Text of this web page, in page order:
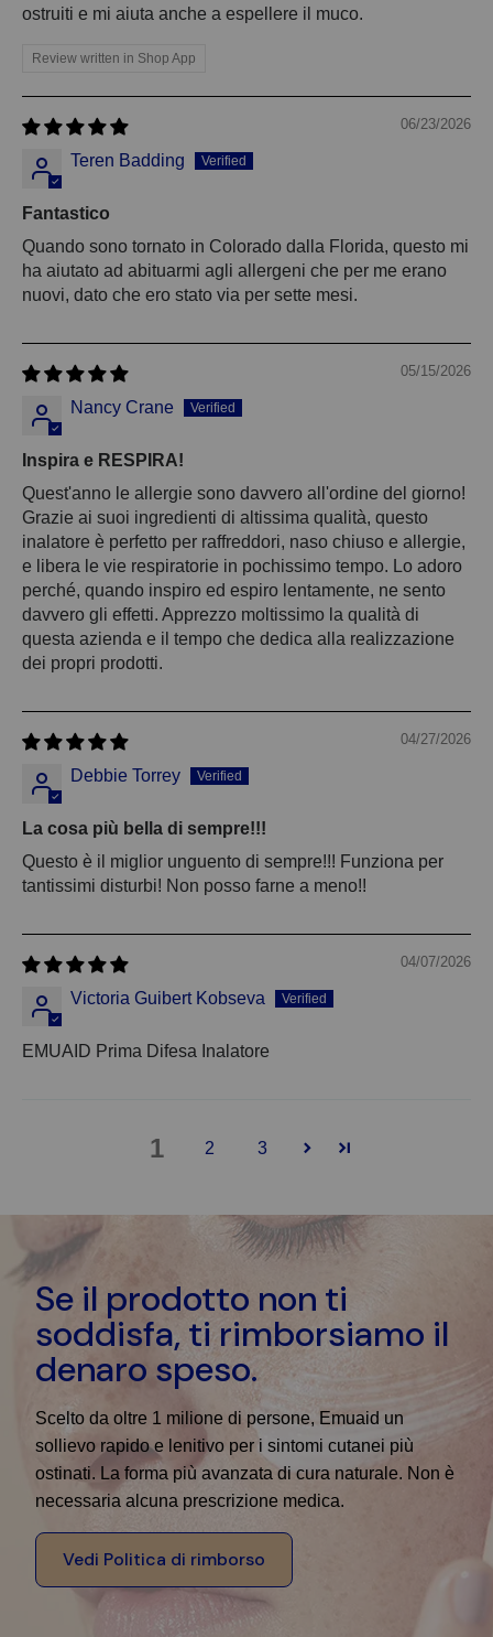
ostruiti e mi aiuta anche a espellere il muco.
Review written in Shop App
06/23/2026
Teren Badding
Fantastico
Quando sono tornato in Colorado dalla Florida, questo mi
ha aiutato ad abituarmi agli allergeni che per me erano
nuovi, dato che ero stato via per sette mesi.
05/15/2026
Nancy Crane
Inspira e RESPIRA!
Quest'anno le allergie sono davvero all'ordine del giorno!
Grazie ai suoi ingredienti di altissima qualità, questo
inalatore è perfetto per raffreddori, naso chiuso e allergie,
e libera le vie respiratorie in pochissimo tempo. Lo adoro
perché, quando inspiro ed espiro lentamente, ne sento
davvero gli effetti. Apprezzo moltissimo la qualità di
questa azienda e il tempo che dedica alla realizzazione
dei propri prodotti.
04/27/2026
Debbie Torrey
La cosa più bella di sempre!!!
Questo è il miglior unguento di sempre!!! Funziona per
tantissimi disturbi! Non posso farne a meno!!
04/07/2026
Victoria Guibert Kobseva
EMUAID Prima Difesa Inalatore
1 2 3
Se il prodotto non ti
soddisfa, ti rimborsiamo il
denaro speso.
Scelto da oltre 1 milione di persone, Emuaid un
sollievo rapido e lenitivo per i sintomi cutanei più
ostinati. La forma più avanzata di cura naturale. Non è
necessaria alcuna prescrizione medica.
Vedi Politica di rimborso